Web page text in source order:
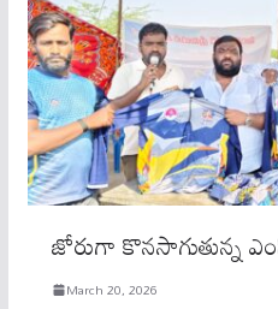
జోరుగా కొనసాగుతున్న
March 20, 2026